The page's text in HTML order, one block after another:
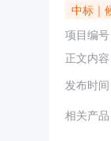
中标｜
项目编号
正文内容
发布时间
相关产品